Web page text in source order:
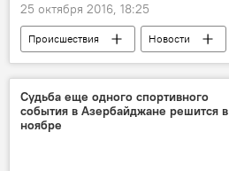
25 октября 2016, 18:25
Происшествия
Новости
Новости мира
МУЛЬТИМЕДИА
Видео
ЖИЗНЬ
Судьба еще одного спортивного
события в Азербайджане решится в
ноябре